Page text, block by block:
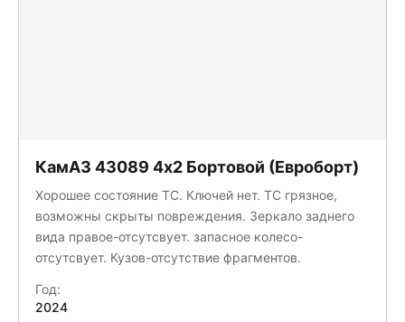
КамАЗ 43089 4x2 Бортовой (Евроборт)
Хорошее состояние ТС. Ключей нет. ТС грязное,
возможны скрыты повреждения. Зеркало заднего
вида правое-отсутсвует. запасное колесо-
отсутсвует. Кузов-отсутствие фрагментов.
Год:
2024